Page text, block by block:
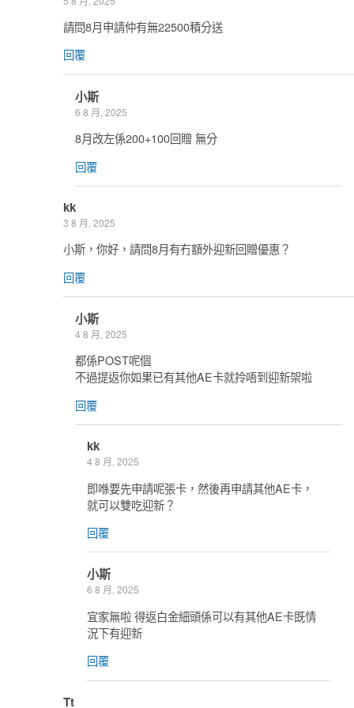
請問8月申請仲有無22500積分送
回覆
小斯
6 8 月, 2025
8月改左係200+100回贈 無分
回覆
kk
3 8 月, 2025
小斯，你好，請問8月有冇額外迎新回贈優惠？
回覆
小斯
4 8 月, 2025
都係POST呢個
不過提返你如果已有其他AE卡就拎唔到迎新架啦
回覆
kk
4 8 月, 2025
即喺要先申請呢張卡，然後再申請其他AE卡，
就可以雙吃迎新？
回覆
小斯
6 8 月, 2025
宜家無啦 得返白金細頭係可以有其他AE卡既情
況下有迎新
回覆
Tt